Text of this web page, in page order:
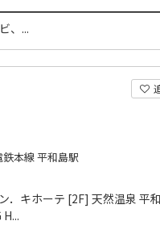
、...
本線 平和島駅
．キホーテ [2F] 天然温泉 平和